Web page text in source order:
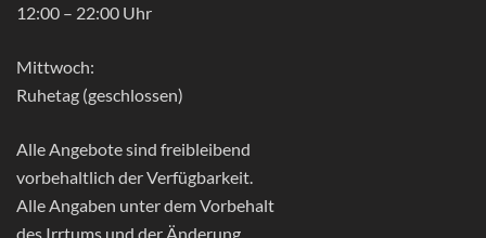
12:00 – 22:00 Uhr
Mittwoch:
Ruhetag (geschlossen)
Alle Angebote sind freibleibend
vorbehaltlich der Verfügbarkeit.
Alle Angaben unter dem Vorbehalt
des Irrtums und der Änderung.